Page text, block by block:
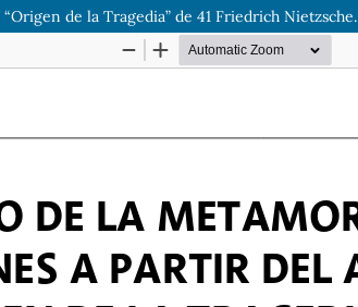
de la Tragedia” de 41 Friedrich Nietzsche.